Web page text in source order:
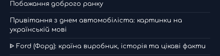
Побажання доброго ранку
Привітання з днем автомобіліста: картинки на
українській мові
ᐈ Ford (Форд): країна виробник, історія та цікаві факти